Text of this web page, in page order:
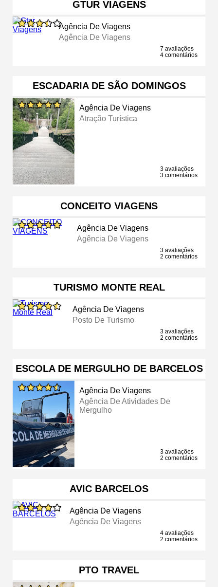
GTUR VIAGENS
Agência De Viagens
Agência De Viagens
7 avaliações
4 comentários
ESCADARIA DE SÃO DOMINGOS
Agência De Viagens
Atração Turística
3 avaliações
3 comentários
CONCEITO VIAGENS
Agência De Viagens
Agência De Viagens
3 avaliações
2 comentários
TURISMO MONTE REAL
Agência De Viagens
Posto De Turismo
3 avaliações
2 comentários
ESCOLA DE MERGULHO DE BARCELOS
Agência De Viagens
Agência De Atividades De
Mergulho
3 avaliações
2 comentários
AVIC BARCELOS
Agência De Viagens
Agência De Viagens
4 avaliações
2 comentários
PTO TRAVEL